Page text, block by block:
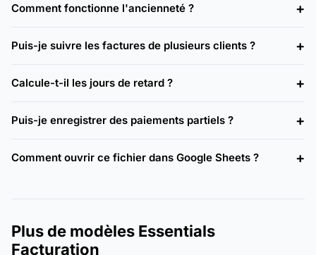
Comment fonctionne l'ancienneté ?
Puis-je suivre les factures de plusieurs clients ?
Calcule-t-il les jours de retard ?
Puis-je enregistrer des paiements partiels ?
Comment ouvrir ce fichier dans Google Sheets ?
Plus de modèles Essentials
Facturation